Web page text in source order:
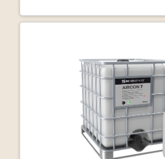
antighiaccio.